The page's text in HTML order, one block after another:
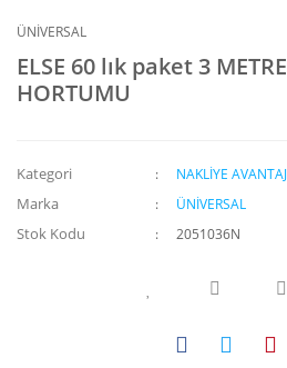
ÜNİVERSAL
ELSE 60 lık paket 3
HORTUMU
Kategori NAKLİYE
Marka ÜNİVERSAL
Stok Kodu 2051036N